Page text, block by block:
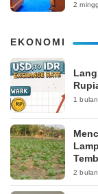
2
EKONOMI
1
2